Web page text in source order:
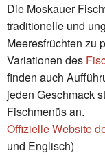
Die Moskauer
traditionelle und
Meeresfrüchten zu
Variationen des
finden auch
jeden Geschmack
Fischmenüs an.
Offizielle Website
und Englisch)